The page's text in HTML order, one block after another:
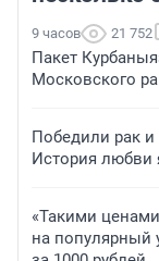
Надежда
В
несколько